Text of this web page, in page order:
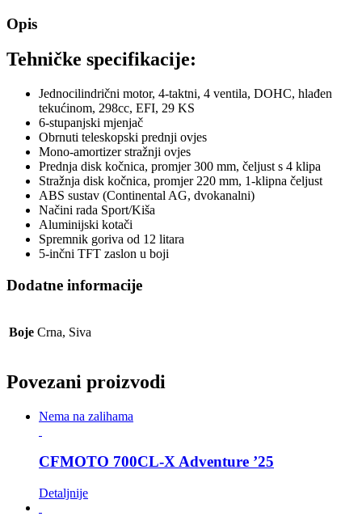
Opis
Tehničke specifikacije:
Jednocilindrični motor, 4-taktni, 4 ventila, DOHC, hlađen
tekućinom, 298cc, EFI, 29 KS
6-stupanjski mjenjač
Obrnuti teleskopski prednji ovjes
Mono-amortizer stražnji ovjes
Prednja disk kočnica, promjer 300 mm, čeljust s 4 klipa
Stražnja disk kočnica, promjer 220 mm, 1-klipna čeljust
ABS sustav (Continental AG, dvokanalni)
Načini rada Sport/Kiša
Aluminijski kotači
Spremnik goriva od 12 litara
5-inčni TFT zaslon u boji
Dodatne informacije
Boje Crna, Siva
Povezani proizvodi
Nema na zalihama
CFMOTO 700CL-X Adventure ’25
Detaljnije